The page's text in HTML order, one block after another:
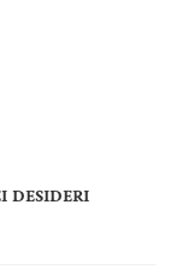
DESIDERI